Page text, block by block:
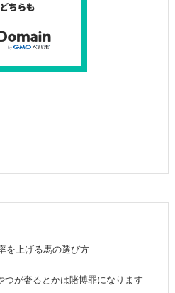
を上げる馬の選び方
が奢るとかは賭博罪になります